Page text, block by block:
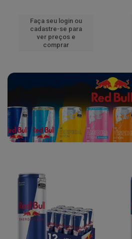
Faça seu login ou
cadastre-se para
ver preços e
comprar